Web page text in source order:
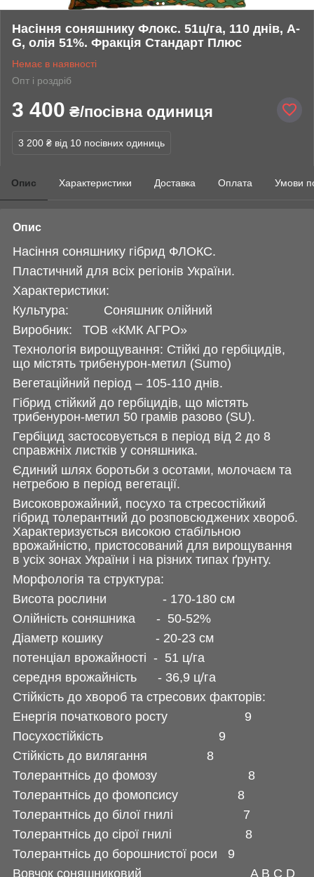
Насіння соняшнику Флокс. 51ц/га, 110 днів, A-
G, олія 51%. Фракція Стандарт Плюс
Немає в наявності
Опт і роздріб
3 400 ₴/посівна одиниця
3 200 ₴ від 10 посівних одиниць
Опис Характеристики Доставка Оплата Умови
Опис
Насіння соняшнику гібрид ФЛОКС.
Пластичний для всіх регіонів України.
Характеристики:
Культура: Соняшник олійний
Виробник: ТОВ «КМК АГРО»
Технологія вирощування: Стійкі до гербіцидів,
що містять трибенурон-метил (Sumo)
Вегетаційний період – 105-110 днів.
Гібрид стійкий до гербіцидів, що містять
трибенурон-метил 50 грамів разово (SU).
Гербіцид застосовується в період від 2 до 8
справжніх листків у соняшника.
Єдиний шлях боротьби з осотами, молочаєм та
нетребою в період вегетації.
Високоврожайний, посухо та стресостійкий
гібрид толерантний до розповсюджених хвороб.
Характеризується високою стабільною
врожайністю, пристосований для вирощування
в усіх зонах України і на різних типах ґрунту.
Морфологія та структура:
Висота рослини - 170-180 см
Олійність соняшника - 50-52%
Діаметр кошику - 20-23 см
потенціал врожайності - 51 ц/га
середня врожайність - 36,9 ц/га
Стійкість до хвороб та стресових факторів:
Енергія початкового росту 9
Посухостійкість 9
Стійкість до вилягання 8
Толерантнісь до фомозу 8
Толерантнісь до фомопсису 8
Толерантнісь до білої гнилі 7
Толерантнісь до сірої гнилі 8
Толерантнісь до борошнистої роси 9
Вовчок соняшниковий A B C D